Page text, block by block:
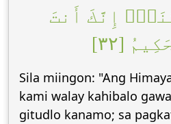
إِنَّكَ أَنتَ
[٣٢]
Sila miingon: "Ang
kami walay kahibalo
gitudlo kanamo; sa